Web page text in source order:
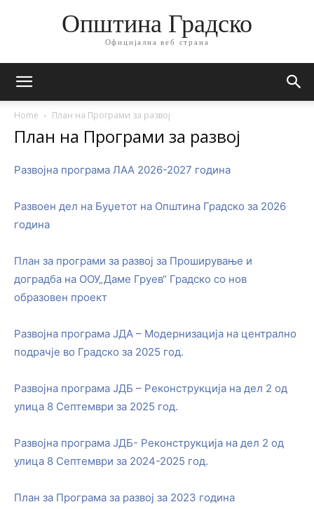
Општина Градско
Официјална веб страна
Home План на Програми за развој
План на Програми за развој
Развојна програма ЛАА 2026-2027 година
Развоен дел на Буџетот на Општина Градско за 2026
година
План за програми за развој за Проширување и
доградба на ООУ„Даме Груев“ Градско со нов
образовен проект
Развојна програма ЈДА – Модернизација на централно
подрачје во Градско за 2025 год.
Развојна програма ЈДБ – Реконструкција на дел 2 од
улица 8 Септември за 2025 год.
Развојна програма ЈДБ- Реконструкција на дел 2 од
улица 8 Септември за 2024-2025 год.
План за Програма за развој за 2023 година